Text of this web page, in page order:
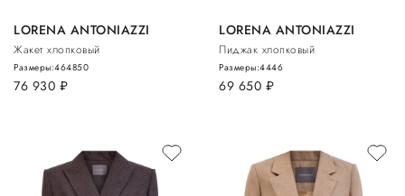
LORENA ANTONIAZZI
Жакет хлопковый
76 930 руб.
Размеры:464850
LORENA ANTONIAZZI
Пиджак хлопковый
69 650 руб.
Размеры:4446